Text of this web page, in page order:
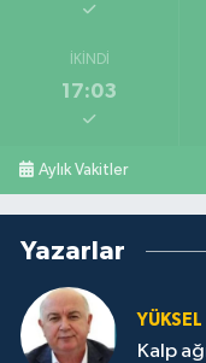
İKINDI
17:03
Aylık Vakitler
Yazarlar
YÜKSEL
Kalp